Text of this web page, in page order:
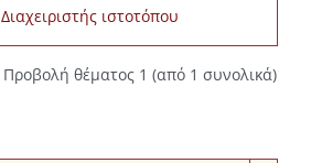
Διαχειριστής ιστοτόπου
Προβολή θέματος 1 (από 1 συνολικά)